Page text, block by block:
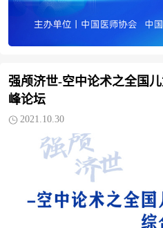
强颅济世-空中论术之全国
峰论坛
2021.10.30